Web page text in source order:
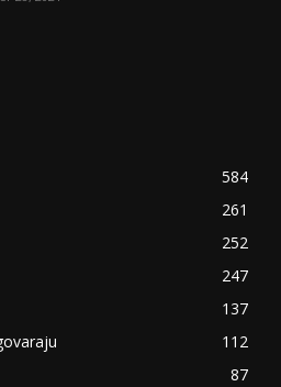
584
261
252
247
137
112
87